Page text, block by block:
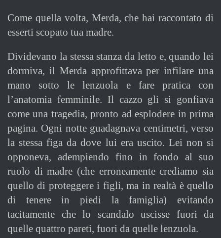
Come quella volta, Merda, che hai raccontato di
esserti scopato tua madre.
Dividevano la stessa stanza da letto e, quando lei
dormiva, il Merda approfittava per infilare una
mano sotto le lenzuola e fare pratica con
l’anatomia femminile. Il cazzo gli si gonfiava
come una tragedia, pronto ad esplodere in prima
pagina. Ogni notte guadagnava centimetri, verso
la stessa figa da dove lui era uscito. Lei non si
opponeva, adempiendo fino in fondo al suo
ruolo di madre (che erroneamente crediamo sia
quello di proteggere i figli, ma in realtà è quello
di tenere in piedi la famiglia) evitando
tacitamente che lo scandalo uscisse fuori da
quelle quattro pareti, fuori da quelle lenzuola.